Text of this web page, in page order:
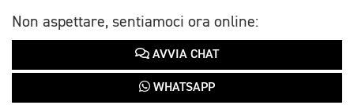
Non aspettare, sentiamoci ora online:
AVVIA CHAT
WHATSAPP